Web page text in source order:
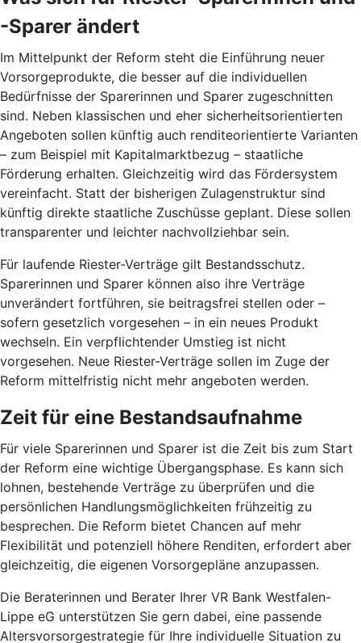
-Sparer ändert
Im Mittelpunkt der Reform steht die Einführung neuer
Vorsorgeprodukte, die besser auf die individuellen
Bedürfnisse der Sparerinnen und Sparer zugeschnitten
sind. Neben klassischen und eher sicherheitsorientierten
Angeboten sollen künftig auch renditeorientierte Varianten
– zum Beispiel mit Kapitalmarktbezug – staatliche
Förderung erhalten. Gleichzeitig wird das Fördersystem
vereinfacht. Statt der bisherigen Zulagenstruktur sind
künftig direkte staatliche Zuschüsse geplant. Diese sollen
transparenter und leichter nachvollziehbar sein.
Für laufende Riester-Verträge gilt Bestandsschutz.
Sparerinnen und Sparer können also ihre Verträge
unverändert fortführen, sie beitragsfrei stellen oder –
sofern gesetzlich vorgesehen – in ein neues Produkt
wechseln. Ein verpflichtender Umstieg ist nicht
vorgesehen. Neue Riester-Verträge sollen im Zuge der
Reform mittelfristig nicht mehr angeboten werden.
Zeit für eine Bestandsaufnahme
Für viele Sparerinnen und Sparer ist die Zeit bis zum Start
der Reform eine wichtige Übergangsphase. Es kann sich
lohnen, bestehende Verträge zu überprüfen und die
persönlichen Handlungsmöglichkeiten frühzeitig zu
besprechen. Die Reform bietet Chancen auf mehr
Flexibilität und potenziell höhere Renditen, erfordert aber
gleichzeitig, die eigenen Vorsorgepläne anzupassen.
Die Beraterinnen und Berater Ihrer VR Bank Westfalen-
Lippe eG unterstützen Sie gern dabei, eine passende
Altersvorsorgestrategie für Ihre individuelle Situation zu